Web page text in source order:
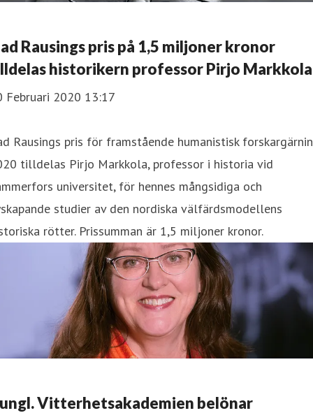
Rausings pris på 1,5 miljoner kronor
historikern professor Pirjo Markkola
Februari 2020 13:17
Rausings pris för framstående humanistisk
tilldelas Pirjo Markkola, professor i historia vid
universitet, för hennes mångsidiga och
studier av den nordiska välfärdsmodellens
rötter. Prissumman är 1,5 miljoner kronor.
Vitterhetsakademien belönar